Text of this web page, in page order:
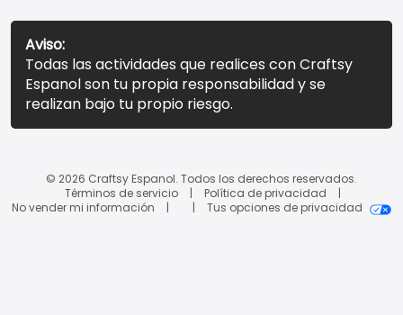
Aviso:
Todas las actividades que realices con Craftsy
Espanol son tu propia responsabilidad y se
realizan bajo tu propio riesgo.
© 2026 Craftsy Espanol. Todos los derechos reservados.
Términos de servicio
Política de privacidad
No vender mi información
Tus opciones de privacidad